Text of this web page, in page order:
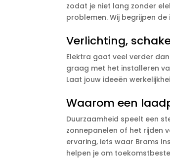
zodat je niet lang zonder
problemen. Wij begrijpen
Verlichting,
Elektra gaat veel verder
graag met het installeren
Laat jouw ideeën
Waarom een
Duurzaamheid speelt een
zonnepanelen of het rijden
ervaring, iets waar Brams
helpen je om